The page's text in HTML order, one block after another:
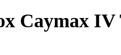
Caymax IV